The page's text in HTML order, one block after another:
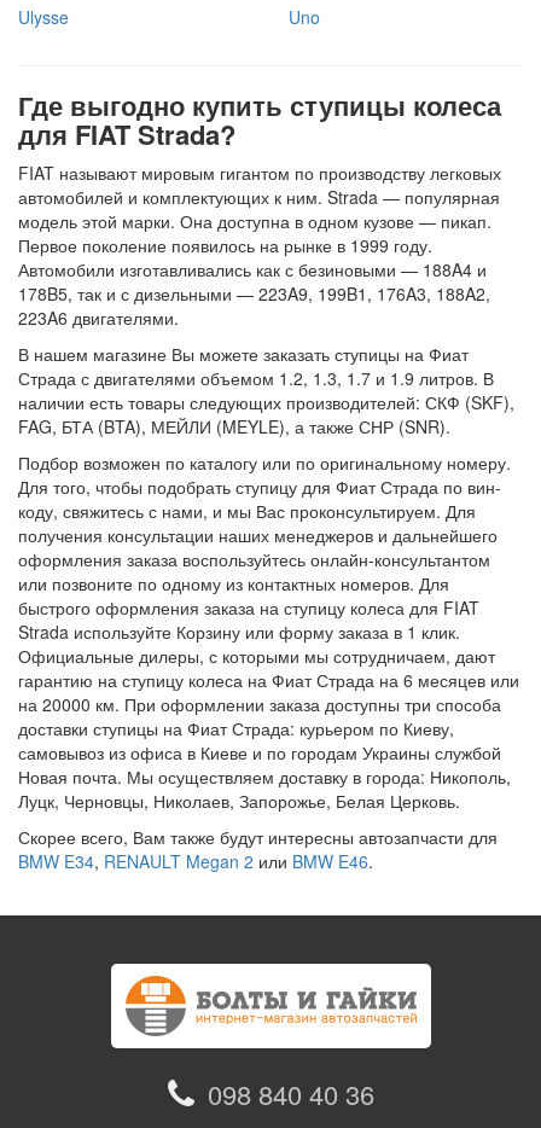
Ulysse
Uno
Где выгодно купить ступицы колеса
для FIAT Strada?
FIAT называют мировым гигантом по производству легковых
автомобилей и комплектующих к ним. Strada — популярная
модель этой марки. Она доступна в одном кузове — пикап.
Первое поколение появилось на рынке в 1999 году.
Автомобили изготавливались как с безиновыми — 188A4 и
178B5, так и с дизельными — 223A9, 199B1, 176A3, 188A2,
223A6 двигателями.
В нашем магазине Вы можете заказать ступицы на Фиат
Страда с двигателями объемом 1.2, 1.3, 1.7 и 1.9 литров. В
наличии есть товары следующих производителей: СКФ (SKF),
FAG, БТА (BTA), МЕЙЛИ (MEYLE), а также СНР (SNR).
Подбор возможен по каталогу или по оригинальному номеру.
Для того, чтобы подобрать ступицу для Фиат Страда по вин-
коду, свяжитесь с нами, и мы Вас проконсультируем. Для
получения консультации наших менеджеров и дальнейшего
оформления заказа воспользуйтесь онлайн-консультантом
или позвоните по одному из контактных номеров. Для
быстрого оформления заказа на ступицу колеса для FIAT
Strada используйте Корзину или форму заказа в 1 клик.
Официальные дилеры, с которыми мы сотрудничаем, дают
гарантию на ступицу колеса на Фиат Страда на 6 месяцев или
на 20000 км. При оформлении заказа доступны три способа
доставки ступицы на Фиат Страда: курьером по Киеву,
самовывоз из офиса в Киеве и по городам Украины службой
Новая почта. Мы осуществляем доставку в города: Никополь,
Луцк, Черновцы, Николаев, Запорожье, Белая Церковь.
Скорее всего, Вам также будут интересны автозапчасти для
BMW E34, RENAULT Megan 2 или BMW E46.
098 840 40 36